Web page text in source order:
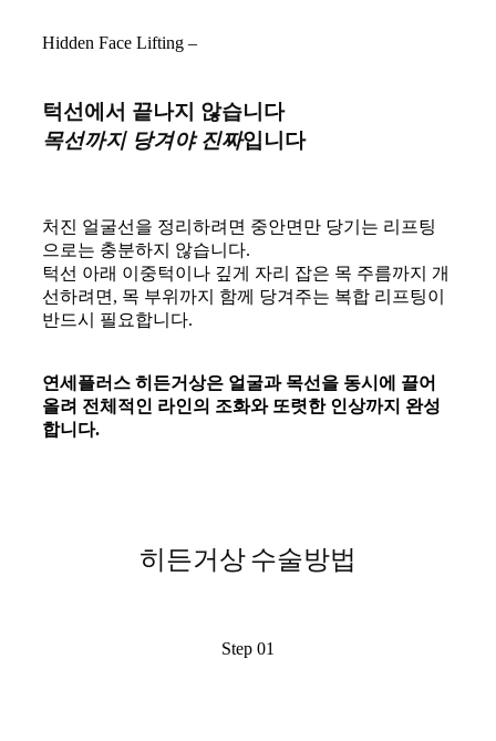
Hidden Face Lifting –
턱선에서 끝나지 않습니다
목선까지 당겨야 진짜입니다
처진 얼굴선을 정리하려면 중안면만 당기는 리프팅
으로는 충분하지 않습니다.
턱선 아래 이중턱이나 깊게 자리 잡은 목 주름까지 개
선하려면, 목 부위까지 함께 당겨주는 복합 리프팅이
반드시 필요합니다.
연세플러스 히든거상은 얼굴과 목선을 동시에 끌어
올려 전체적인 라인의 조화와 또렷한 인상까지 완성
합니다.
히든거상 수술방법
Step 01